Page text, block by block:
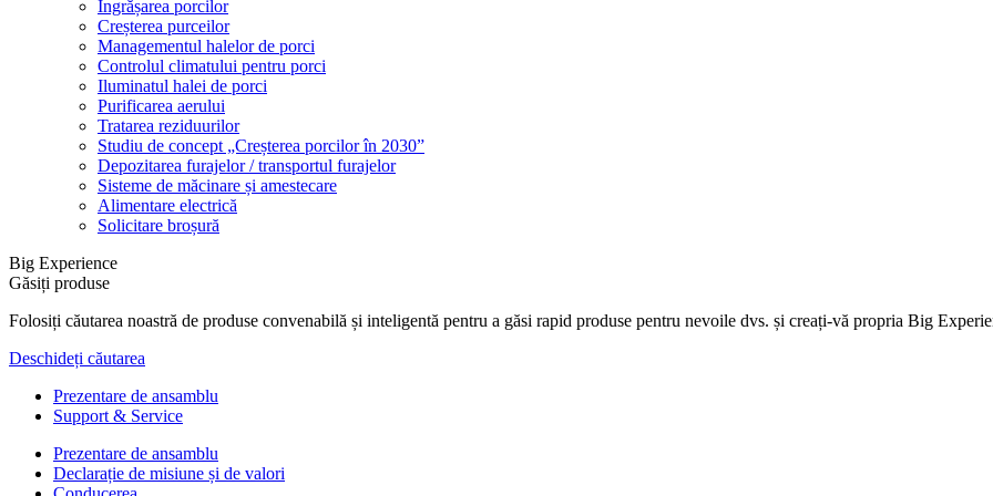
Îngrășarea porcilor
Creșterea purceilor
Managementul halelor de porci
Controlul climatului pentru porci
Iluminatul halei de porci
Purificarea aerului
Tratarea reziduurilor
Studiu de concept „Creșterea porcilor în 2030”
Depozitarea furajelor / transportul furajelor
Sisteme de măcinare și amestecare
Alimentare electrică
Solicitare broșură
Big Experience
Găsiți produse
Folosiți căutarea noastră de produse convenabilă și inteligentă pentru a găsi rapid produse pentru nevoile dvs. și creați-vă propria Big
Deschideți căutarea
Prezentare de ansamblu
Support & Service
Prezentare de ansamblu
Declarație de misiune și de valori